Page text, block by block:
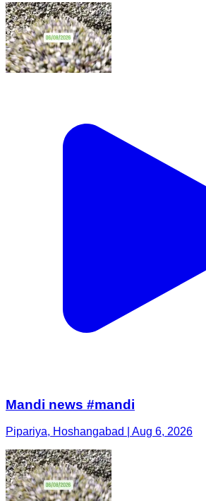
Mandi news #mandi
Pipariya, Hoshangabad | Aug 6, 2026